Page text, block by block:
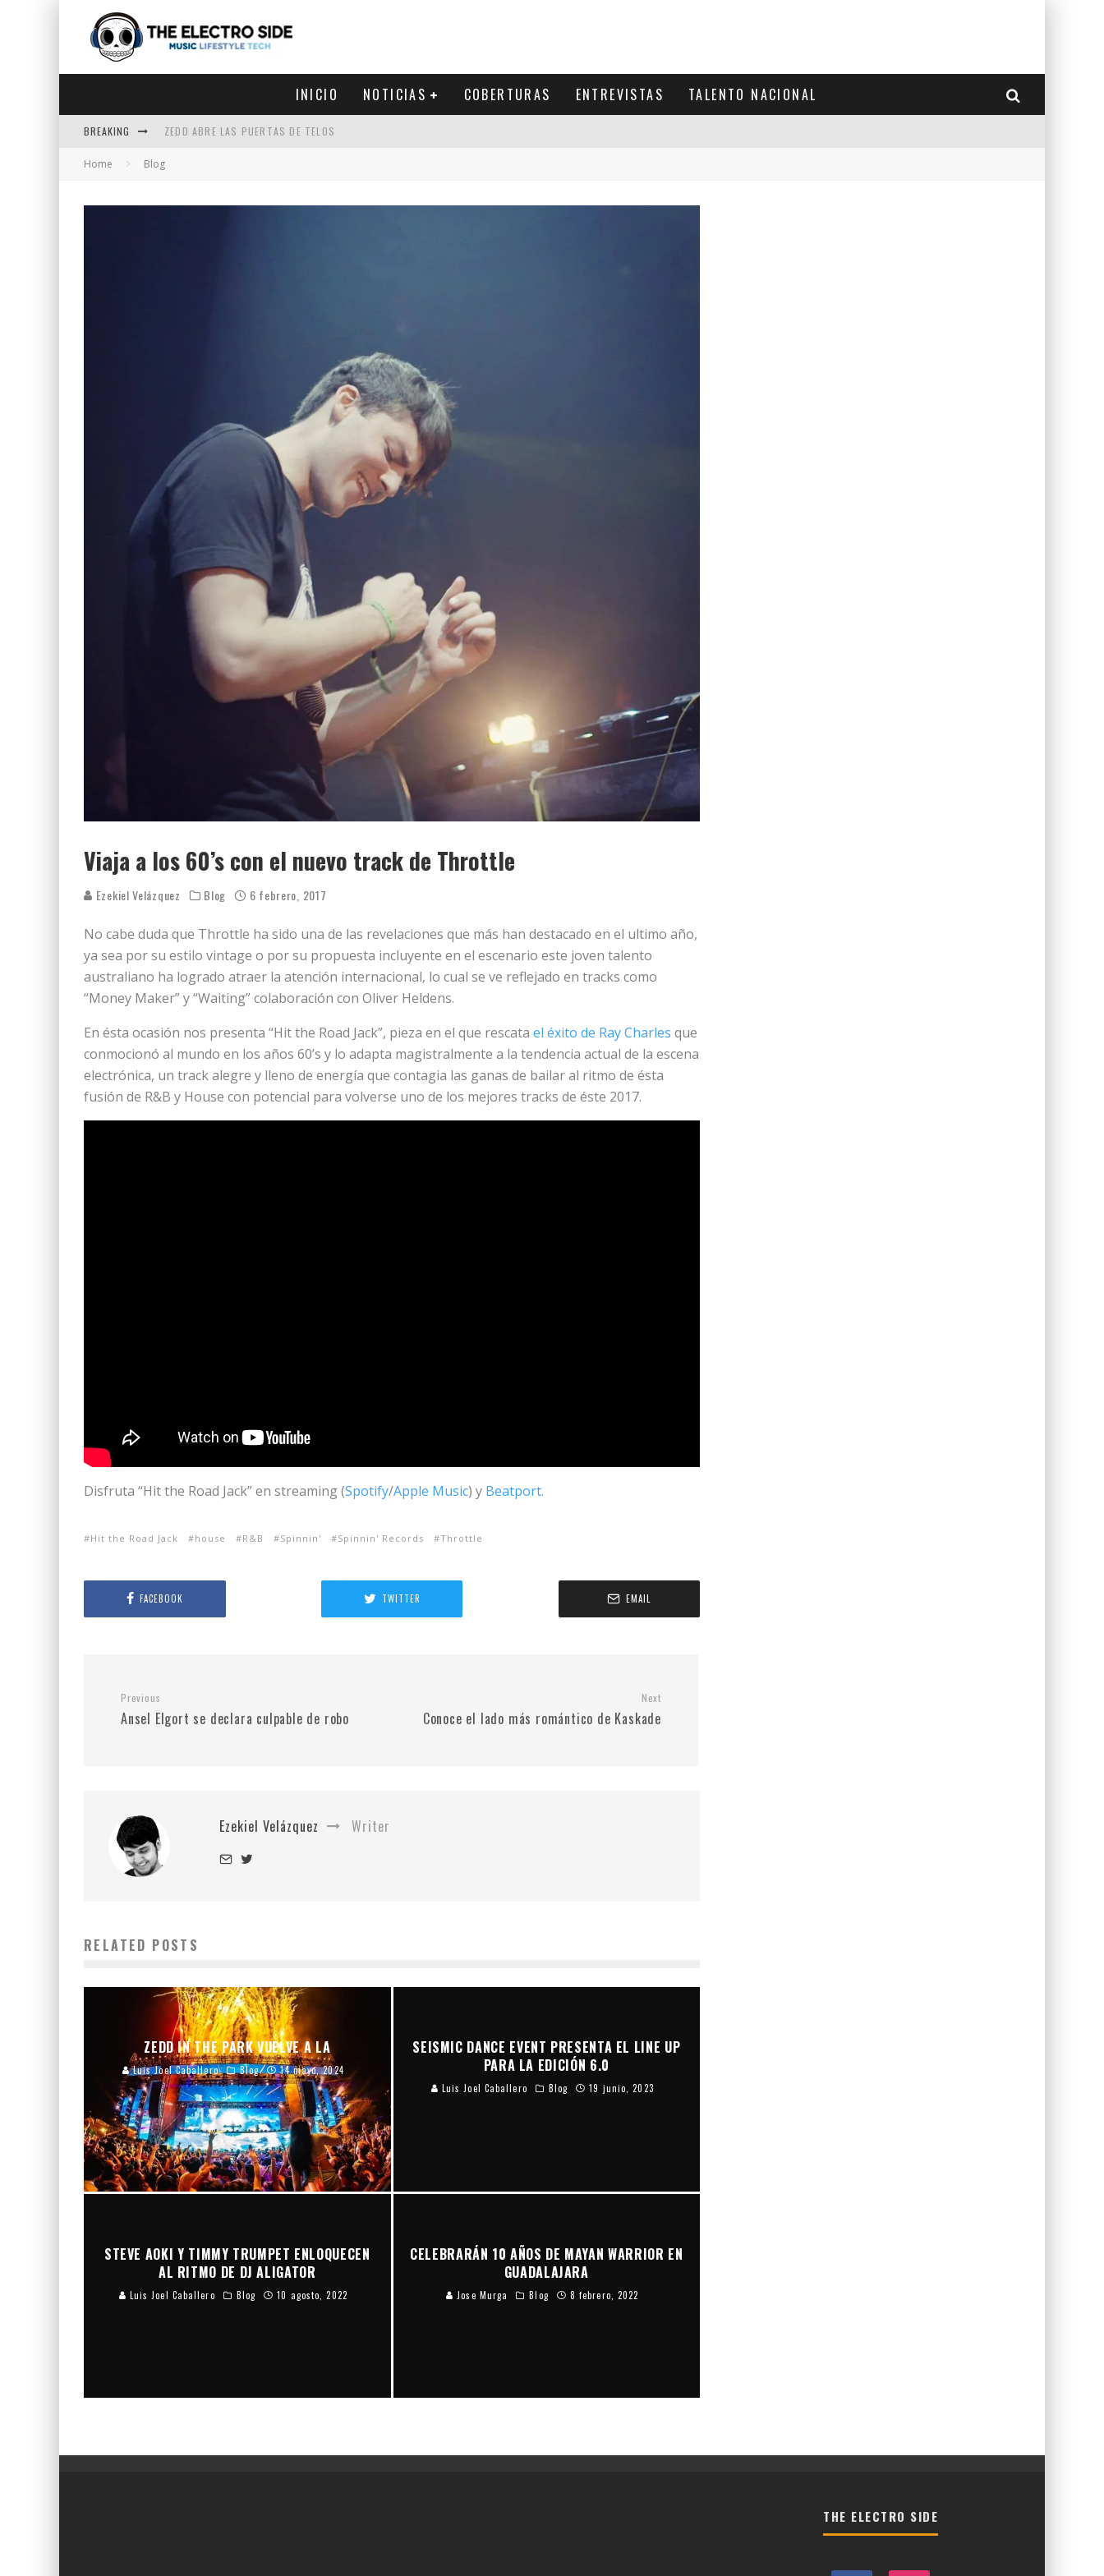
INICIO NOTICIAS COBERTURAS ENTREVISTAS TALENTO NACIONAL
BREAKING ZEDD ABRE LAS PUERTAS DE TELOS
ZEDD IN THE PARK VUELVE A LA
Home Blog
Viaja a los 60’s con el nuevo track de Throttle
Ezekiel Velázquez Blog 6 febrero, 2017
No cabe duda que Throttle ha sido una de las revelaciones que más han destacado en el ultimo año,
ya sea por su estilo vintage o por su propuesta incluyente en el escenario este joven talento
australiano ha logrado atraer la atención internacional, lo cual se ve reflejado en tracks como
“Money Maker” y “Waiting” colaboración con Oliver Heldens.
En ésta ocasión nos presenta “Hit the Road Jack”, pieza en el que rescata el éxito de Ray Charles que
conmocionó al mundo en los años 60’s y lo adapta magistralmente a la tendencia actual de la escena
electrónica, un track alegre y lleno de energía que contagia las ganas de bailar al ritmo de ésta
fusión de R&B y House con potencial para volverse uno de los mejores tracks de éste 2017.
Disfruta “Hit the Road Jack” en streaming (Spotify/Apple Music) y Beatport.
Hit the Road Jack house R&B Spinnin' Spinnin' Records Throttle
FACEBOOK TWITTER EMAIL
Previous
Ansel Elgort se declara culpable de robo
Next
Conoce el lado más romántico de Kaskade
Ezekiel Velázquez Writer
RELATED POSTS
ZEDD IN THE PARK VUELVE A LA
Luis Joel Caballero Blog 14 mayo, 2024
SEISMIC DANCE EVENT PRESENTA EL LINE UP
PARA LA EDICIÓN 6.0
Luis Joel Caballero Blog 19 junio, 2023
STEVE AOKI Y TIMMY TRUMPET ENLOQUECEN
AL RITMO DE DJ ALIGATOR
Luis Joel Caballero Blog 10 agosto, 2022
CELEBRARÁN 10 AÑOS DE MAYAN WARRIOR EN
GUADALAJARA
Jose Murga Blog 8 febrero, 2022
THE ELECTRO SIDE